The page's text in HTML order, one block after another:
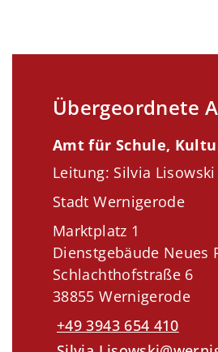
Übergeordnete
Amt für Schule,
Leitung: Silvia Lisowski
Stadt Wernigerode
Marktplatz 1
Dienstgebäude Neues
Schlachthofstraße 6
38855 Wernigerode
+49 3943 654 410